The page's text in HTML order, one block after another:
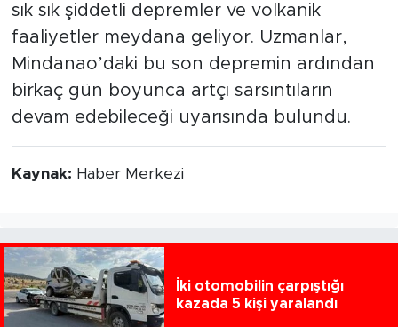
sık sık şiddetli depremler ve volkanik
faaliyetler meydana geliyor. Uzmanlar,
Mindanao’daki bu son depremin ardından
birkaç gün boyunca artçı sarsıntıların
devam edebileceği uyarısında bulundu.
Kaynak: Haber Merkezi
İki otomobilin çarpıştığı
kazada 5 kişi yaralandı